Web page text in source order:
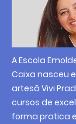
A Escola
Caixa nasceu
artesã Vivi
cursos de
forma pratica